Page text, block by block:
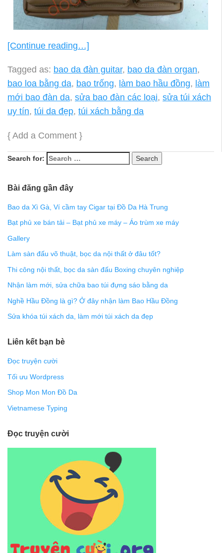
[Continue reading…]
Tagged as: bao da đàn guitar, bao da đàn organ,
bao loa bằng da, bao trống, làm bao hầu đồng, làm
mới bao đàn da, sửa bao đàn các loại, sửa túi xách
uy tín, túi da đẹp, túi xách bằng da
{ Add a Comment }
Search for:
Bài đăng gần đây
Bao da Xì Gà, Ví cầm tay Cigar tại Đồ Da Hà Trung
Bạt phủ xe bán tải – Bạt phủ xe máy – Áo trùm xe máy
Gallery
Làm sàn đấu võ thuật, bọc da nội thất ở đâu tốt?
Thi công nội thất, bọc da sàn đấu Boxing chuyên nghiệp
Nhận làm mới, sửa chữa bao túi đựng sáo bằng da
Nghề Hầu Đồng là gì? Ở đây nhận làm Bao Hầu Đồng
Sửa khóa túi xách da, làm mới túi xách da đẹp
Liên kết bạn bè
Đọc truyện cười
Tối ưu Wordpress
Shop Mon Mon Đồ Da
Vietnamese Typing
Đọc truyện cười